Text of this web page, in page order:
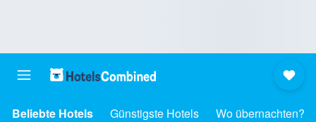
Beliebte Hotels Günstigste Hotels Wo übernachten?